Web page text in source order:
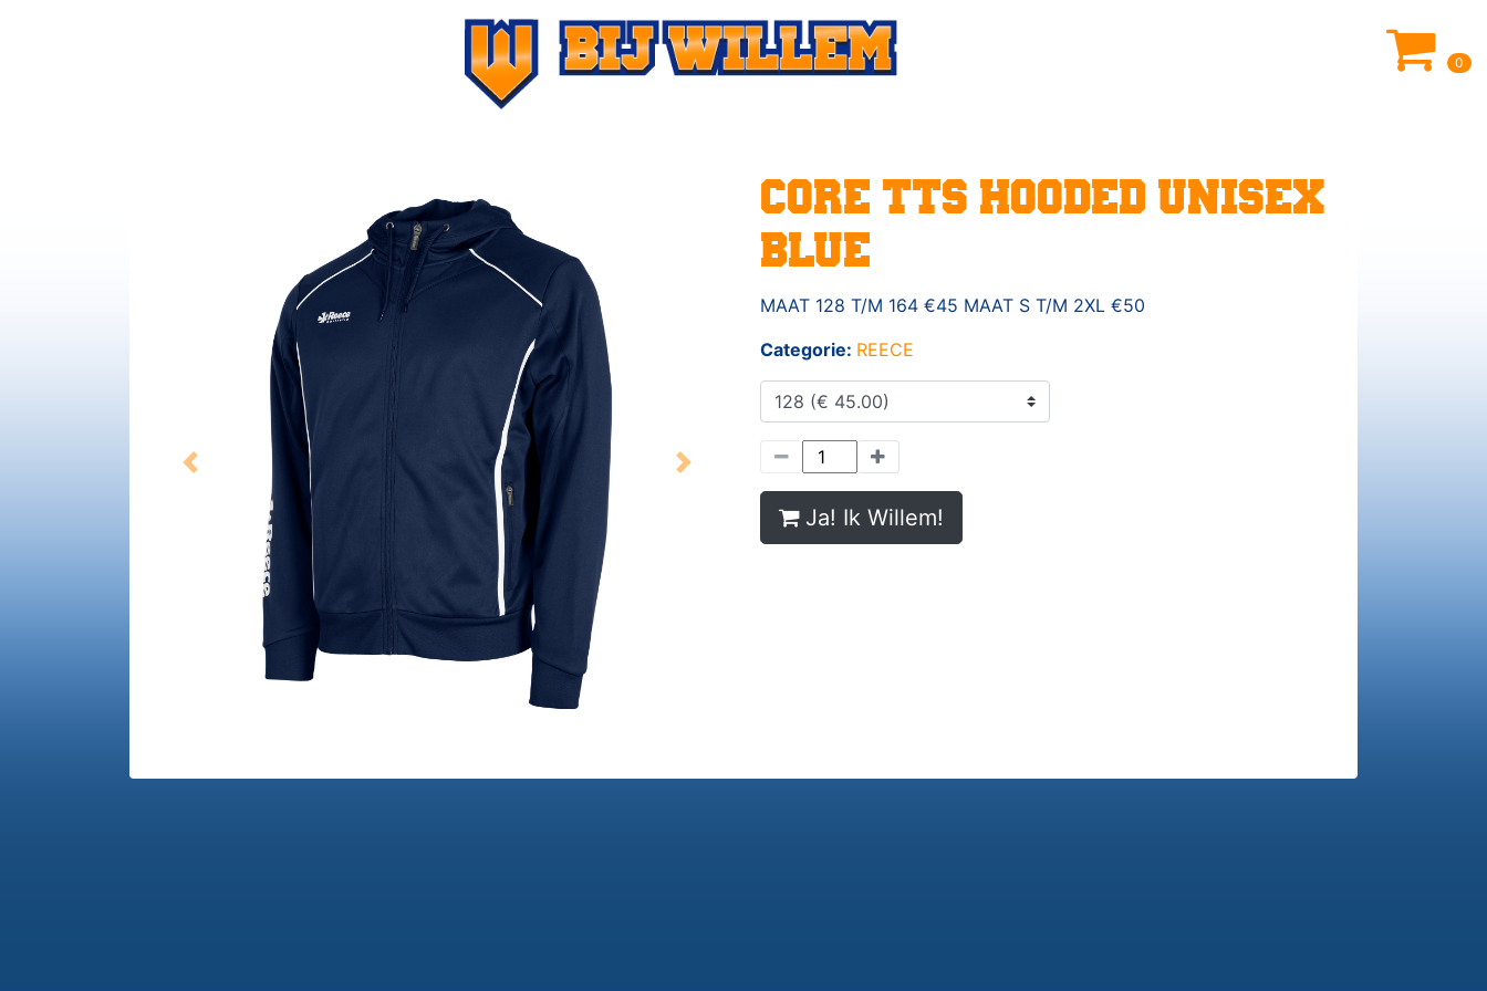
0
Previous Next
CORE TTS HOODED UNISEX
BLUE
MAAT 128 T/M 164 €45 MAAT S T/M 2XL €50
Categorie: REECE
Ja! Ik Willem!